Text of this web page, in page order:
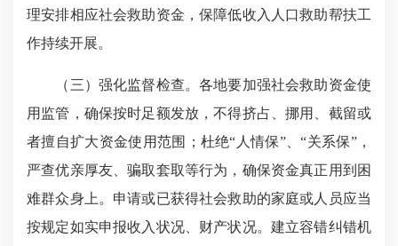
理安排相应社会救助资金，保障低收入人口救助帮扶工
作持续开展。
（三）强化监督检查。各地要加强社会救助资金使
用监管，确保按时足额发放，不得挤占、挪用、截留或
者擅自扩大资金使用范围；杜绝“人情保”、“关系保”，
严查优亲厚友、骗取套取等行为，确保资金真正用到困
难群众身上。申请或已获得社会救助的家庭或人员应当
按规定如实申报收入状况、财产状况。建立容错纠错机